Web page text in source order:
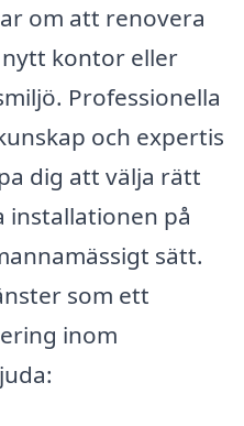
om att renovera
kontor eller
Professionella
och expertis
dig att välja rätt
installationen på
sätt.
som ett
inom